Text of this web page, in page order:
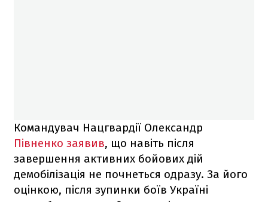
Командувач Нацгвардії Олександр
Півненко заявив, що навіть після
завершення активних бойових дій
демобілізація не почнеться одразу. За його
оцінкою, після зупинки боїв Україні